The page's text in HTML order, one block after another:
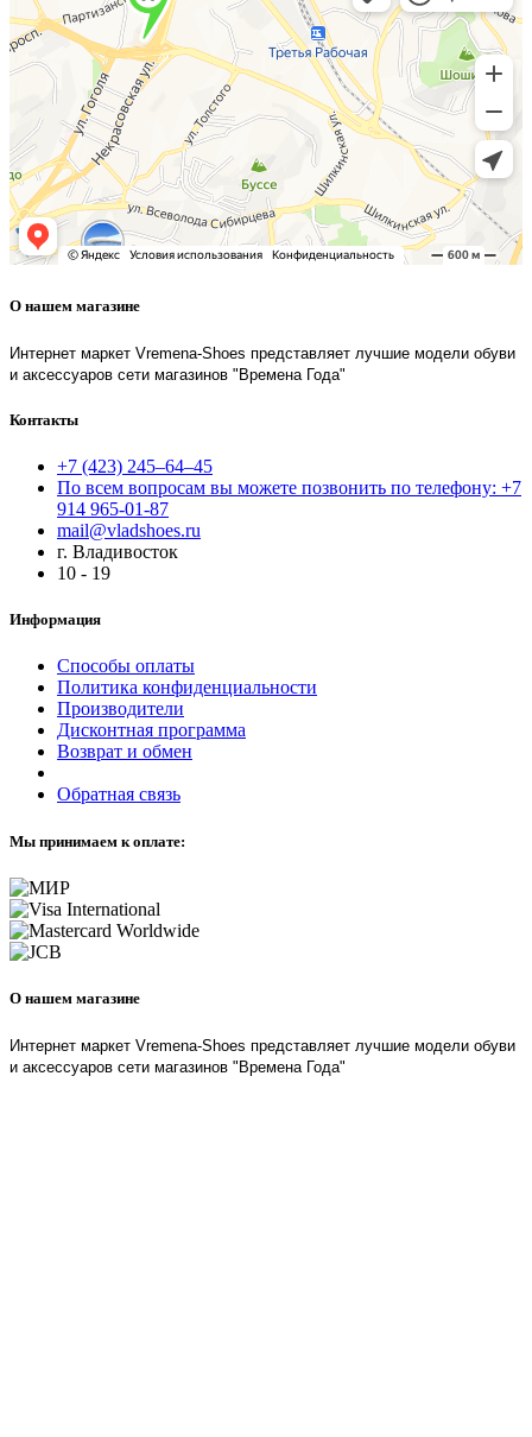
О нашем магазине
Интернет маркет Vremena-Shoes представляет лучшие модели обуви
и аксессуаров сети магазинов "Времена Года"
Контакты
+7 (423) 245–64–45
По всем вопросам вы можете позвонить по телефону: +7
914 965-01-87
mail@vladshoes.ru
г. Владивосток
10 - 19
Информация
Способы оплаты
Политика конфиденциальности
Производители
Дисконтная программа
Возврат и обмен
Обратная связь
Мы принимаем к оплате:
О нашем магазине
Интернет маркет Vremena-Shoes представляет лучшие модели обуви
и аксессуаров сети магазинов "Времена Года"